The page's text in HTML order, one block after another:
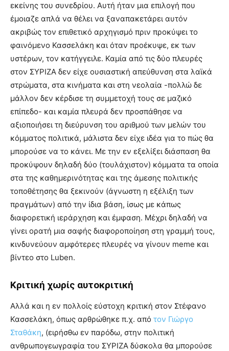
εκείνης του συνεδρίου. Αυτή ήταν μια επιλογή που
έμοιαζε απλά να θέλει να ξαναπακετάρει αυτόν
ακριβώς τον επιθετικό αρχηγισμό πριν προκύψει το
φαινόμενο Κασσελάκη και όταν προέκυψε, εκ των
υστέρων, τον κατήγγειλε. Καμία από τις δύο πλευρές
στον ΣΥΡΙΖΑ δεν είχε ουσιαστική απεύθυνση στα λαϊκά
στρώματα, στα κινήματα και στη νεολαία -πολλώ δε
μάλλον δεν κέρδισε τη συμμετοχή τους σε μαζικό
επίπεδο- και καμία πλευρά δεν προσπάθησε να
αξιοποιήσει τη διεύρυνση του αριθμού των μελών του
κόμματος πολιτικά, μάλιστα δεν είχε ιδέα για το πώς θα
μπορούσε να το κάνει. Με την εν εξελίξει διάσπαση θα
προκύψουν δηλαδή δύο (τουλάχιστον) κόμματα τα οποία
στα της καθημερινότητας και της άμεσης πολιτικής
τοποθέτησης θα ξεκινούν (άγνωστη η εξέλιξη των
πραγμάτων) από την ίδια βάση, ίσως με κάπως
διαφορετική ιεράρχηση και έμφαση. Μέχρι δηλαδή να
γίνει ορατή μια σαφής διαφοροποίηση στη γραμμή τους,
κινδυνεύουν αμφότερες πλευρές να γίνουν meme και
βίντεο στο Luben.
Κριτική χωρίς αυτοκριτική
Αλλά και η εν πολλοίς εύστοχη κριτική στον Στέφανο
Κασσελάκη, όπως αρθρώθηκε π.χ. από τον Γιώργο
Σταθάκη, (ειρήσθω εν παρόδω, στην πολιτική
ανθρωπογεωγραφία του ΣΥΡΙΖΑ δύσκολα θα μπορούσε